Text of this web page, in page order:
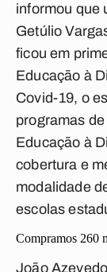
informou que
Getúlio
ficou em
Educação à
Covid-19, o
programas
Educação à
cobertura e
modalidade
escolas
Compramos 260
João